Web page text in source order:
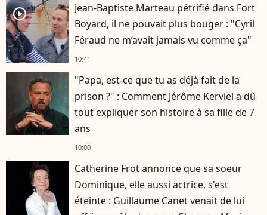
player2
Jean-Baptiste Marteau pétrifié dans Fort
Boyard, il ne pouvait plus bouger : "Cyril
Féraud ne m’avait jamais vu comme ça"
10:41
"Papa, est-ce que tu as déjà fait de la
prison ?" : Comment Jérôme Kerviel a dû
tout expliquer son histoire à sa fille de 7
ans
10:00
Catherine Frot annonce que sa soeur
Dominique, elle aussi actrice, s'est
éteinte : Guillaume Canet venait de lui